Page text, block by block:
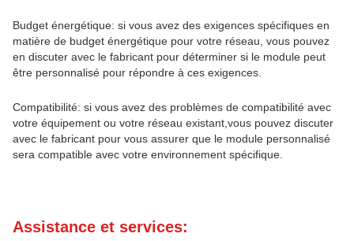
Budget énergétique: si vous avez des exigences spécifiques en
matière de budget énergétique pour votre réseau, vous pouvez
en discuter avec le fabricant pour déterminer si le module peut
être personnalisé pour répondre à ces exigences.
Compatibilité: si vous avez des problèmes de compatibilité avec
votre équipement ou votre réseau existant,vous pouvez discuter
avec le fabricant pour vous assurer que le module personnalisé
sera compatible avec votre environnement spécifique.
Assistance et services: